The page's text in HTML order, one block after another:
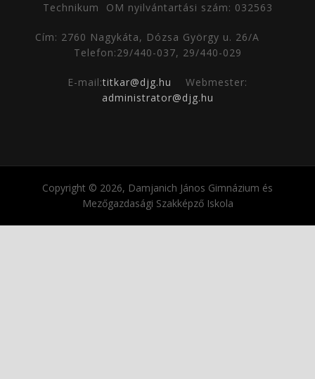
Technikum
OM nyilvántartási szám: 032563
Cím: 2760 Nagykáta, Dózsa György u. 26/A
Telefon:29/440-037, 29/440-029
E-mail:titkar@djg.hu
Webmester:
administrator@djg.hu
Copyright © 2026, Damjanich János Gimnázium és
Mezőgazdasági Szakképző Iskola